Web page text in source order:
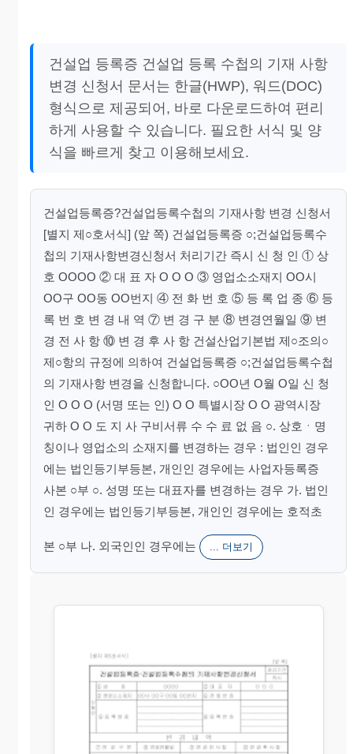
건설업 등록증 건설업 등록 수첩의 기재 사항
변경 신청서 문서는 한글(HWP), 워드(DOC)
형식으로 제공되어, 바로 다운로드하여 편리
하게 사용할 수 있습니다. 필요한 서식 및 양
식을 빠르게 찾고 이용해보세요.
건설업등록증?건설업등록수첩의 기재사항 변경 신청서
[별지 제○호서식] (앞 쪽) 건설업등록증 ○;건설업등록수
첩의 기재사항변경신청서 처리기간 즉시 신 청 인 ① 상
호 OOOO ② 대 표 자 O O O ③ 영업소소재지 OO시
OO구 OO동 OO번지 ④ 전 화 번 호 ⑤ 등 록 업 종 ⑥ 등
록 번 호 변 경 내 역 ⑦ 변 경 구 분 ⑧ 변경연월일 ⑨ 변
경 전 사 항 ⑩ 변 경 후 사 항 건설산업기본법 제○조의○
제○항의 규정에 의하여 건설업등록증 ○;건설업등록수첩
의 기재사항 변경을 신청합니다. ○OO년 O월 O일 신 청
인 O O O (서명 또는 인) O O 특별시장 O O 광역시장
귀하 O O 도 지 사 구비서류 수 수 료 없 음 ○. 상호ㆍ명
칭이나 영업소의 소재지를 변경하는 경우 : 법인인 경우
에는 법인등기부등본, 개인인 경우에는 사업자등록증
사본 ○부 ○. 성명 또는 대표자를 변경하는 경우 가. 법인
인 경우에는 법인등기부등본, 개인인 경우에는 호적초
본 ○부 나. 외국인인 경우에는 ... 더보기